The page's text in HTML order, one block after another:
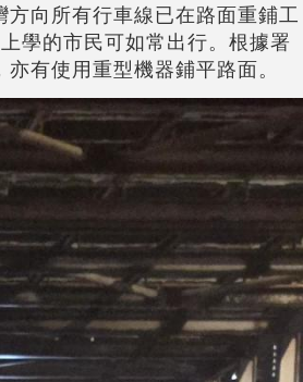
向所有行車線已在路面重鋪工
學的市民可如常出行。根據署
有使用重型機器鋪平路面。